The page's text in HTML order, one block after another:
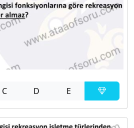
C D E